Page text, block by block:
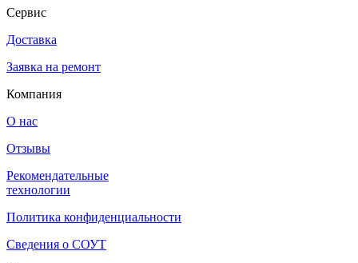
Сервис
Доставка
Заявка на ремонт
Компания
О нас
Отзывы
Рекомендательные
технологии
Политика конфиденциальности
Сведения о СОУТ